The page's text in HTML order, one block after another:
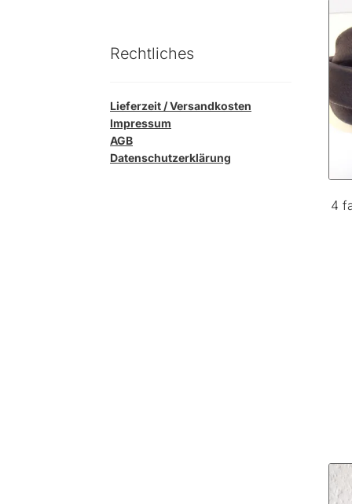
4
Rechtliches
Lieferzeit / Versandkosten
Impressum
AGB
Datenschutzerklärung